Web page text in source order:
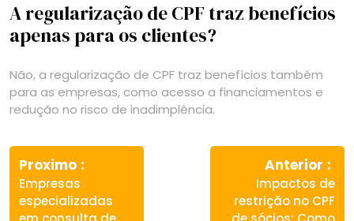
A regularização de CPF traz benefícios
apenas para os clientes?
Não, a regularização de CPF traz benefícios também
para as empresas, como acesso a financiamentos e
redução no risco de inadimplência.
Navegação
de
Post
Proximo
Empresas
especializadas
Anterior
Impactos de
restrição no CPF